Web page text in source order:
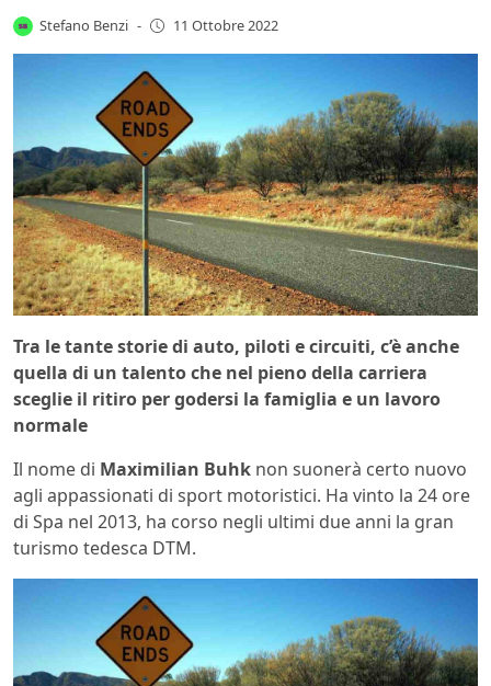
Stefano Benzi - 11 Ottobre 2022
Tra le tante storie di auto, piloti e circuiti, c’è anche
quella di un talento che nel pieno della carriera
sceglie il ritiro per godersi la famiglia e un lavoro
normale
Il nome di Maximilian Buhk non suonerà certo nuovo
agli appassionati di sport motoristici. Ha vinto la 24 ore
di Spa nel 2013, ha corso negli ultimi due anni la gran
turismo tedesca DTM.